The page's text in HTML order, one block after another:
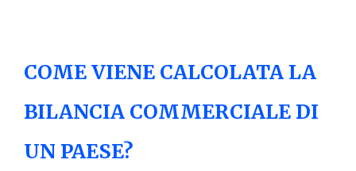
COME VIENE CALCOLATA LA
BILANCIA COMMERCIALE DI
UN PAESE?